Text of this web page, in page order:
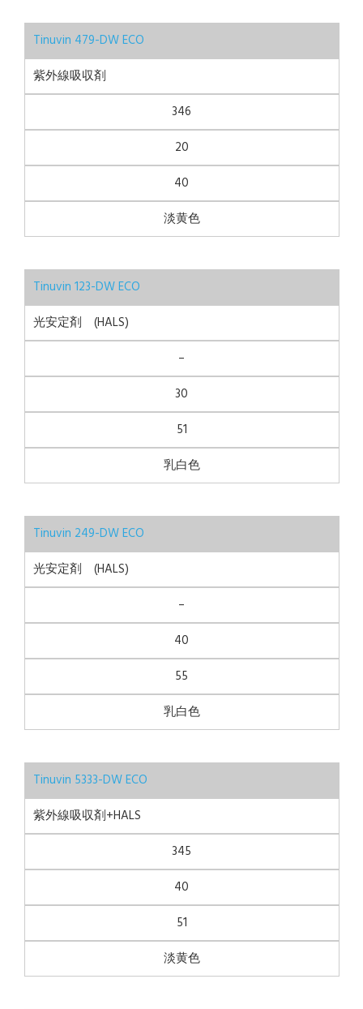
Tinuvin 479-DW ECO
紫外線吸収剤
346
20
40
淡黄色
Tinuvin 123-DW ECO
光安定剤 (HALS)
–
30
51
乳白色
Tinuvin 249-DW ECO
光安定剤 (HALS)
–
40
55
乳白色
Tinuvin 5333-DW ECO
紫外線吸収剤+HALS
345
40
51
淡黄色